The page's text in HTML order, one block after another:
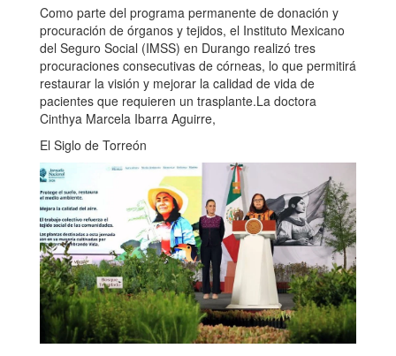
Como parte del programa permanente de donación y
procuración de órganos y tejidos, el Instituto Mexicano
del Seguro Social (IMSS) en Durango realizó tres
procuraciones consecutivas de córneas, lo que permitirá
restaurar la visión y mejorar la calidad de vida de
pacientes que requieren un trasplante.La doctora
Cinthya Marcela Ibarra Aguirre,
El Siglo de Torreón